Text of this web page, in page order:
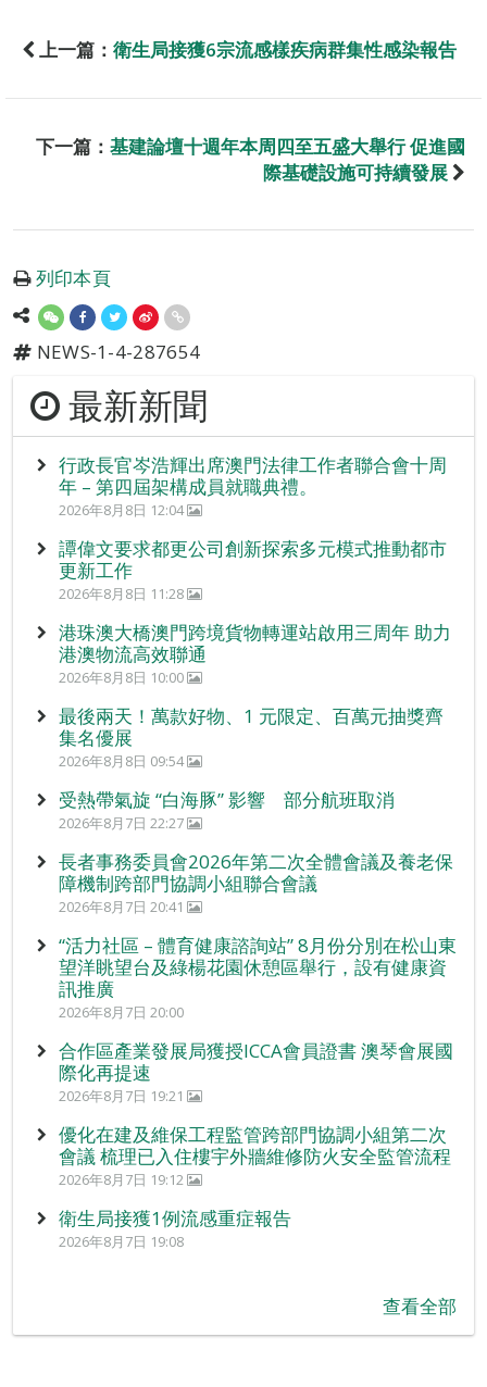
上一篇： 衛生局接獲6宗流感樣疾病群集性感染報告
下一篇： 基建論壇十週年本周四至五盛大舉行 促進國
際基礎設施可持續發展
列印本頁
NEWS-1-4-287654
最新新聞
行政長官岑浩輝出席澳門法律工作者聯合會十周
年 – 第四屆架構成員就職典禮。
2026年8月8日 12:04
譚偉文要求都更公司創新探索多元模式推動都市
更新工作
2026年8月8日 11:28
港珠澳大橋澳門跨境貨物轉運站啟用三周年 助力
港澳物流高效聯通
2026年8月8日 10:00
最後兩天！萬款好物、1 元限定、百萬元抽獎齊
集名優展
2026年8月8日 09:54
受熱帶氣旋 “白海豚” 影響 部分航班取消
2026年8月7日 22:27
長者事務委員會2026年第二次全體會議及養老保
障機制跨部門協調小組聯合會議
2026年8月7日 20:41
“活力社區 – 體育健康諮詢站” 8月份分別在松山東
望洋眺望台及綠楊花園休憩區舉行，設有健康資
訊推廣
2026年8月7日 20:00
合作區產業發展局獲授ICCA會員證書 澳琴會展國
際化再提速
2026年8月7日 19:21
優化在建及維保工程監管跨部門協調小組第二次
會議 梳理已入住樓宇外牆維修防火安全監管流程
2026年8月7日 19:12
衛生局接獲1例流感重症報告
2026年8月7日 19:08
查看全部